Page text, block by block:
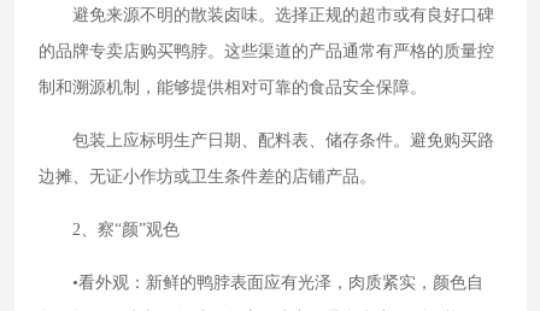
避免来源不明的散装卤味。选择正规的超市或有良好口碑
的品牌专卖店购买鸭脖。这些渠道的产品通常有严格的质量控
制和溯源机制，能够提供相对可靠的食品安全保障。
包装上应标明生产日期、配料表、储存条件。避免购买路
边摊、无证小作坊或卫生条件差的店铺产品。
2、察“颜”观色
•看外观：新鲜的鸭脖表面应有光泽，肉质紧实，颜色自